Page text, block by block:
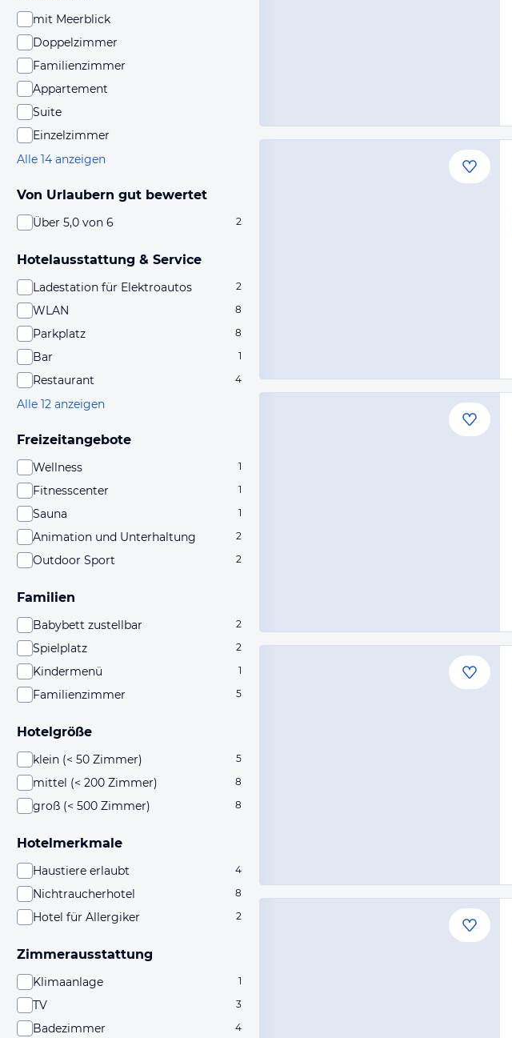
mit Meerblick
Doppelzimmer
Familienzimmer
Appartement
Suite
Einzelzimmer
Alle 14 anzeigen
Von Urlaubern gut bewertet
Über 5,0 von 6 2
Hotelausstattung & Service
Ladestation für Elektroautos 2
WLAN 8
Parkplatz 8
Bar 1
Restaurant 4
Alle 12 anzeigen
Freizeitangebote
Wellness 1
Fitnesscenter 1
Sauna 1
Animation und Unterhaltung 2
Outdoor Sport 2
Familien
Babybett zustellbar 2
Spielplatz 2
Kindermenü 1
Familienzimmer 5
Hotelgröße
klein (< 50 Zimmer) 5
mittel (< 200 Zimmer) 8
groß (< 500 Zimmer) 8
Hotelmerkmale
Haustiere erlaubt 4
Nichtraucherhotel 8
Hotel für Allergiker 2
Zimmerausstattung
Klimaanlage 1
TV 3
Badezimmer 4